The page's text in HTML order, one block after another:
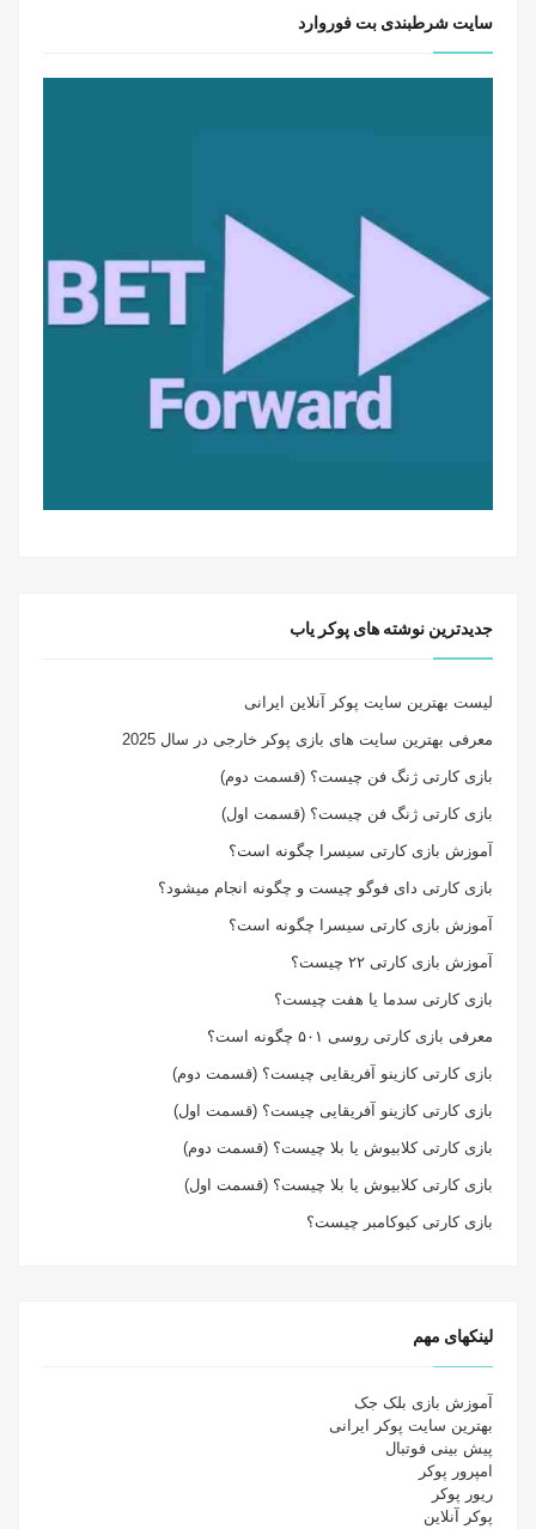
سایت شرطبندی بت فوروارد
جدیدترین نوشته های پوکر یاب
لیست بهترین سایت پوکر آنلاین ایرانی
معرفی بهترین سایت های بازی پوکر خارجی در سال 2025
بازی کارتی ژنگ فن چیست؟ (قسمت دوم)
بازی کارتی ژنگ فن چیست؟ (قسمت اول)
آموزش بازی کارتی سیسرا چگونه است؟
بازی کارتی دای فوگو چیست و چگونه انجام میشود؟
آموزش بازی کارتی سیسرا چگونه است؟
آموزش بازی کارتی ۲۲ چیست؟
بازی کارتی سدما یا هفت چیست؟
معرفی بازی کارتی روسی ۵۰۱ چگونه است؟
بازی کارتی کازینو آفریقایی چیست؟ (قسمت دوم)
بازی کارتی کازینو آفریقایی چیست؟ (قسمت اول)
بازی کارتی کلابیوش یا بلا چیست؟ (قسمت دوم)
بازی کارتی کلابیوش یا بلا چیست؟ (قسمت اول)
بازی کارتی کیوکامبر چیست؟
لینکهای مهم
آموزش بازی بلک جک
بهترین سایت پوکر ایرانی
پیش بینی فوتبال
امپرور پوکر
ریور پوکر
پوکر آنلاین